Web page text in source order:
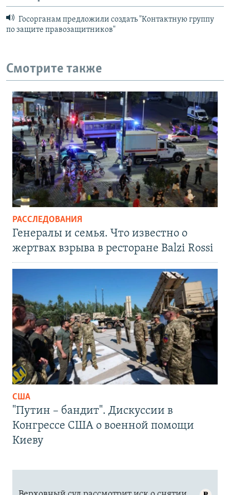
Госорганам предложили создать "Контактную группу
по защите правозащитников"
Смотрите также
РАССЛЕДОВАНИЯ
Генералы и семья. Что известно о
жертвах взрыва в ресторане Balzi Rossi
США
"Путин – бандит". Дискуссии в
Конгрессе США о военной помощи
Киеву